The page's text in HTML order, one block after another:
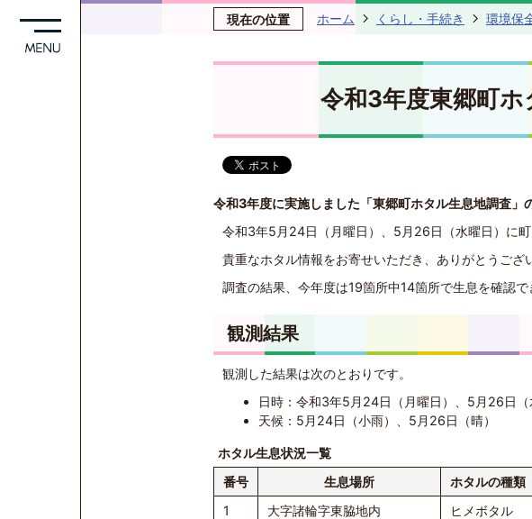
現在の位置 ホーム くらし・手続き 環境保
令和3年度東郷町
令和3年度に実施しました「東郷町ホタル生息地調査」
令和3年5月24日（月曜日）、5月26日（水曜日）に町
貴重なホタル情報をお寄せいただき、ありがとうござ
調査の結果、今年度は19箇所中14箇所で生息を確認で
観測結果
観測した結果は次のとおりです。
日時：令和3年5月24日（月曜日）、5月26日
天候：5月24日（小雨）、5月26日（晴）
ホタル生息状況一覧
番号
生息場所 ホタルの種類
1
大字諸輪字東脇地内 ヒメボタル